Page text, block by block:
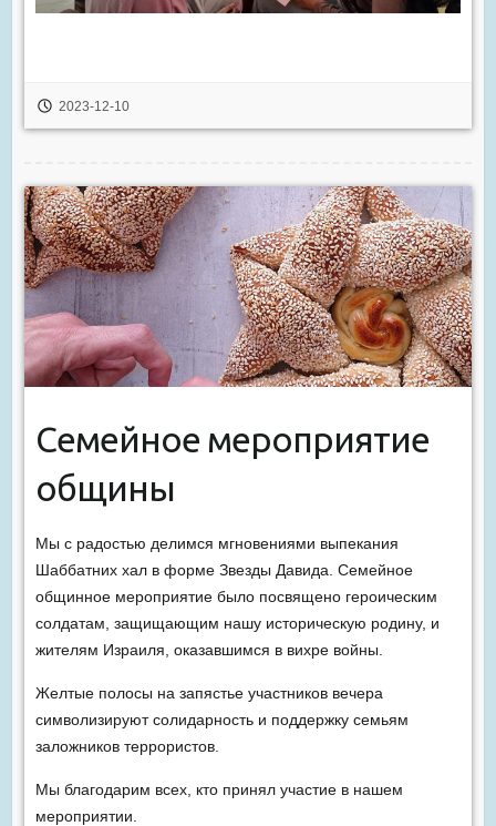
2023-12-10
Семейное мероприятие
общины
Мы с радостью делимся мгновениями выпекания
Шаббатних хал в форме Звезды Давида. Семейное
общинное мероприятие было посвящено героическим
солдатам, защищающим нашу историческую родину, и
жителям Израиля, оказавшимся в вихре войны.
Желтые полосы на запястье участников вечера
символизируют солидарность и поддержку семьям
заложников террористов.
Мы благодарим всех, кто принял участие в нашем
мероприятии.